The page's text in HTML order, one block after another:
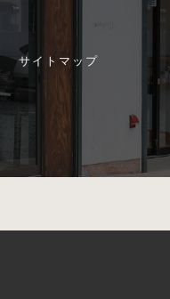
サイトマップ